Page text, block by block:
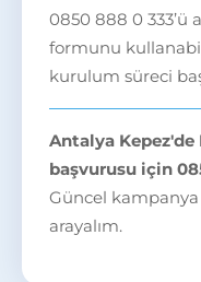
0850 888 0 333’ü
formunu
kurulum süreci
Antalya
başvurusu için
Güncel kampanya
arayalım.